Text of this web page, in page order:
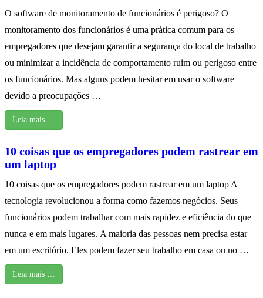
O software de monitoramento de funcionários é perigoso? O
monitoramento dos funcionários é uma prática comum para os
empregadores que desejam garantir a segurança do local de trabalho
ou minimizar a incidência de comportamento ruim ou perigoso entre
os funcionários. Mas alguns podem hesitar em usar o software
devido a preocupações …
Leia mais …
10 coisas que os empregadores podem rastrear em
um laptop
10 coisas que os empregadores podem rastrear em um laptop A
tecnologia revolucionou a forma como fazemos negócios. Seus
funcionários podem trabalhar com mais rapidez e eficiência do que
nunca e em mais lugares. A maioria das pessoas nem precisa estar
em um escritório. Eles podem fazer seu trabalho em casa ou no …
Leia mais …